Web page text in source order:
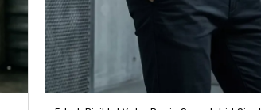
Erkek Bisiklet Yaka Basic Sweatshirt Siyah
399,99 TL